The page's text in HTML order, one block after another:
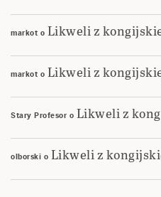
markot o Likweli z
markot o Likweli z
Stary Profesor o Likweli z
olborski o Likweli z